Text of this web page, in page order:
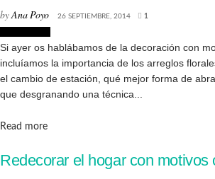
byAna Poyo 26 SEPTIEMBRE, 2014 1
Si ayer os hablábamos de la decoración con
incluíamos la importancia de los arreglos
el cambio de estación, qué mejor forma de
que desgranando una técnica...
Read moreDetails
Redecorar el hogar con motivos